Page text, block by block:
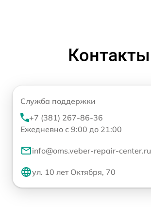
Контакты
Служба поддержки
+7 (381) 267-86-36
Ежедневно с 9:00 до 21:00
info@oms.veber-repair-center.ru
ул. 10 лет Октября, 70